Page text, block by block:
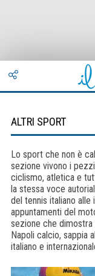
ALTRI SPORT
Lo sport che non è
sezione vivono i
ciclismo, atletica e
la stessa voce
del tennis italiano alle
appuntamenti del
sezione che
Napoli calcio, sappia
italiano e